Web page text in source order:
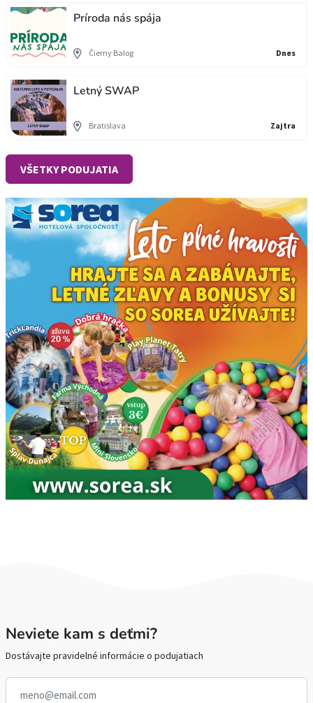
Príroda nás spája
Čierny Balog Dnes
Letný SWAP
Bratislava Zajtra
VŠETKY PODUJATIA
Neviete kam s deťmi?
Dostávajte pravidelné informácie o podujatiach